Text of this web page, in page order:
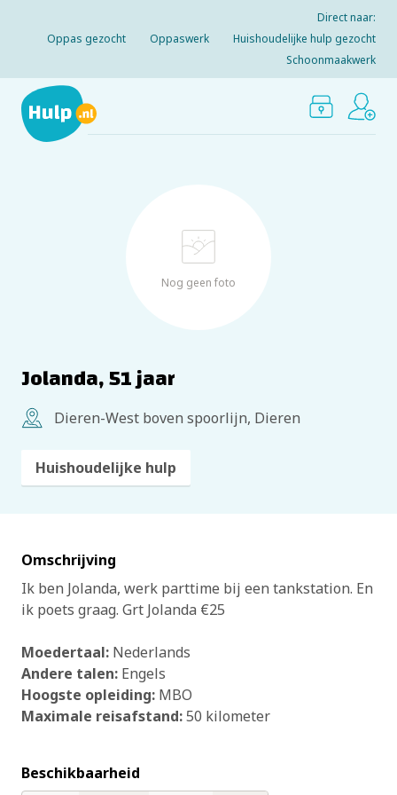
Direct naar:
Oppas gezocht
Oppaswerk
Huishoudelijke hulp gezocht
Schoonmaakwerk
Nog geen foto
Jolanda, 51 jaar
Dieren-West boven spoorlijn, Dieren
Huishoudelijke hulp
Omschrijving
Ik ben Jolanda, werk parttime bij een tankstation. En
ik poets graag. Grt Jolanda €25
Moedertaal: Nederlands
Andere talen: Engels
Hoogste opleiding: MBO
Maximale reisafstand:50 kilometer
Beschikbaarheid